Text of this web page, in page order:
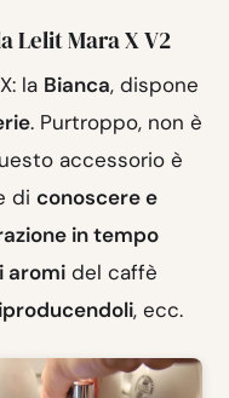
Lelit Mara X V2
la Bianca, dispone
. Purtroppo, non è
accessorio è
di conoscere e
in tempo
aromi del caffè
, ecc.